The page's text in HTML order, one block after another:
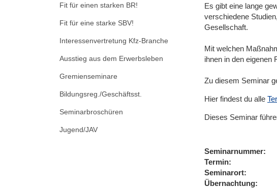
Fit für einen starken BR!
Fit für eine starke SBV!
Interessenvertretung Kfz-Branche
Ausstieg aus dem Erwerbsleben
Gremienseminare
Bildungsreg./Geschäftsst.
Seminarbroschüren
Jugend/JAV
Es gibt eine lange
verschiedene
Gesellschaft.
Mit welchen
ihnen in den eigenen
Zu diesem Seminar
Hier findest du alle
Dieses Seminar
Seminarnummer
Termin
Seminarort
Übernachtung